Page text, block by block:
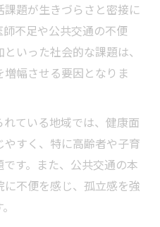
らすための方言理解の
る地域性と距離感の問
できる工夫を日常に取
寄り添う地域支援の使
善するための選択肢を
題が生きづらさと密接に
不足や公共交通の不便
いった社会的な課題は、
幅させる要因となりま
ている地域では、健康面
すく、特に高齢者や子育
す。また、公共交通の本
不便を感じ、孤立感を強